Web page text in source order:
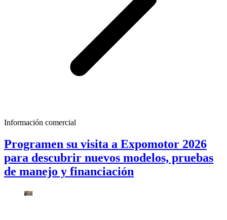
Información comercial
Programen su visita a Expomotor 2026
para descubrir nuevos modelos, pruebas
de manejo y financiación